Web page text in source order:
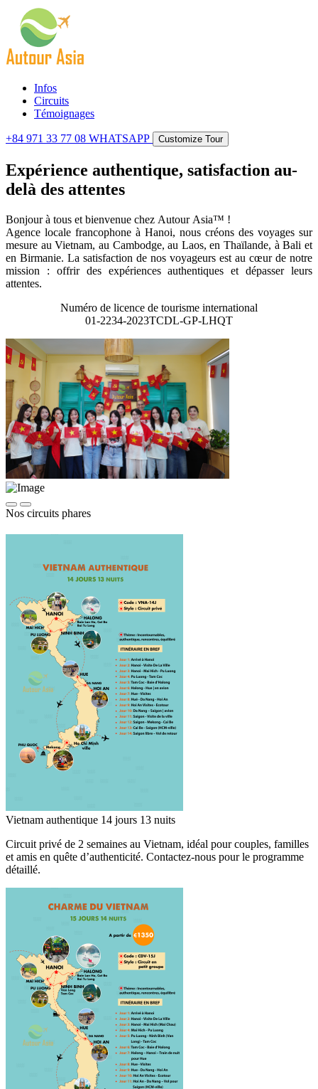
Infos
Circuits
Témoignages
+84 971 33 77 08 WHATSAPP Customize Tour
Expérience authentique, satisfaction au-
delà des attentes
Bonjour à tous et bienvenue chez Autour Asia™ !
Agence locale francophone à Hanoi, nous créons des voyages sur
mesure au Vietnam, au Cambodge, au Laos, en Thaïlande, à Bali et
en Birmanie. La satisfaction de nos voyageurs est au cœur de notre
mission : offrir des expériences authentiques et dépasser leurs
attentes.
Numéro de licence de tourisme international
01-2234-2023TCDL-GP-LHQT
Nos circuits phares
Vietnam authentique 14 jours 13 nuits
Circuit privé de 2 semaines au Vietnam, idéal pour couples, familles
et amis en quête d’authenticité. Contactez-nous pour le programme
détaillé.